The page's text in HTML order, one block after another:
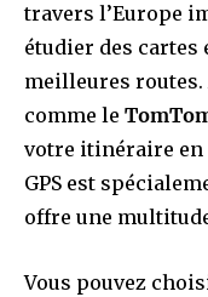
travers l’Europe
étudier des cartes
meilleures routes.
comme le
votre itinéraire en
GPS est
offre une
Vous pouvez